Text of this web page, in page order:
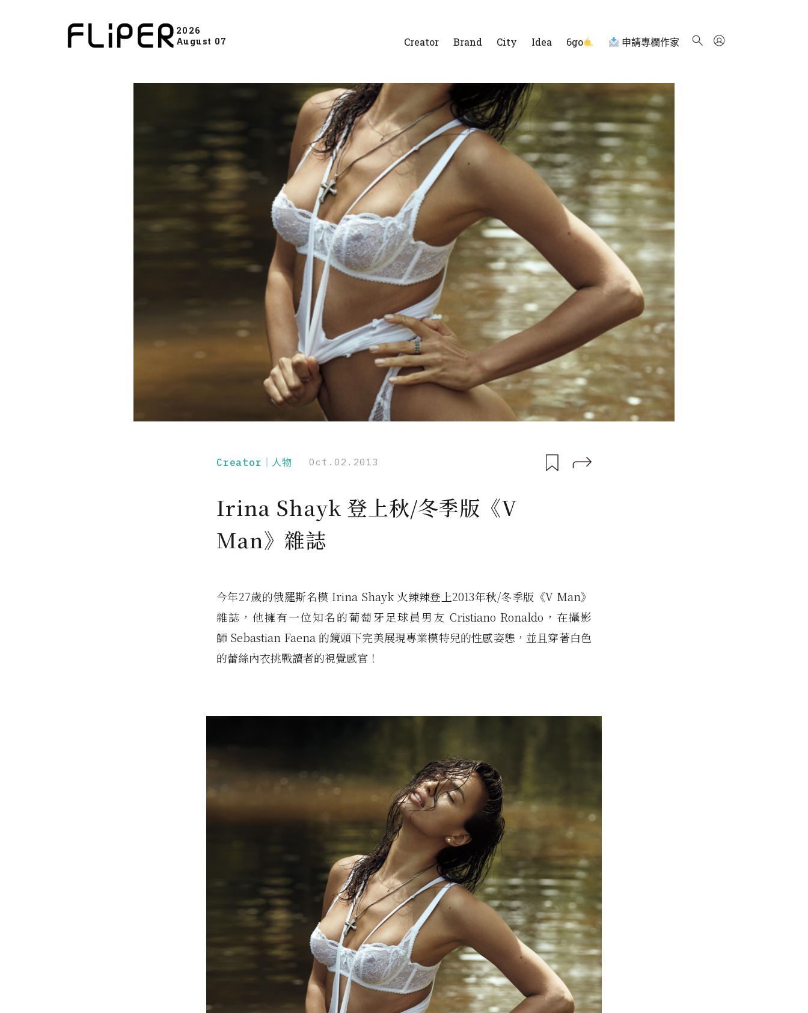
2026
August 07
Creator Brand City Idea 6go 申請專欄作家
Creator｜人物 Oct.02.2013
Irina Shayk 登上秋/冬季版《V
Man》雜誌
今年27歲的俄羅斯名模 Irina Shayk 火辣辣登上2013年秋/冬季版 《V Man》
雜誌，他擁有一位知名的葡萄牙足球員男友 Cristiano Ronaldo，在攝影
師 Sebastian Faena 的鏡頭下完美展現專業模特兒的性感姿態，並且穿著白色
的蕾絲內衣挑戰讀者的視覺感官！